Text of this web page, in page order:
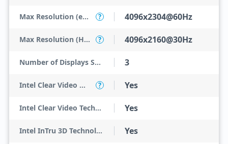
Max Resolution (eDP - Integrated Flat Panel) ? 4096x2304@60Hz
Max Resolution (HDMI) ? 4096x2160@30Hz
Number of Displays Supported 3
Intel Clear Video HD Technology ? Yes
Intel Clear Video Technology Yes
Intel InTru 3D Technology Yes